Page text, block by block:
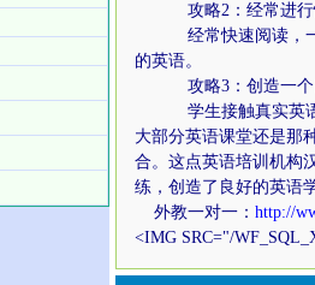
攻略2：经常进行
经常快速阅读，一方
的英语。
攻略3：创造一个
学生接触真实英语交
大部分英语课堂还是那
合。这点英语培训机构
练，创造了良好的英语
外教一对一： http://
<IMG SRC="/